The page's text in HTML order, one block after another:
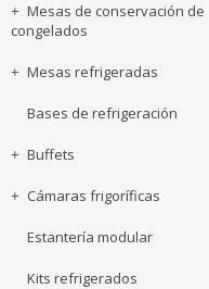
Mesas de conservación de
congelados
Mesas refrigeradas
Bases de refrigeración
Buffets
Cámaras frigoríficas
Estantería modular
Kits refrigerados